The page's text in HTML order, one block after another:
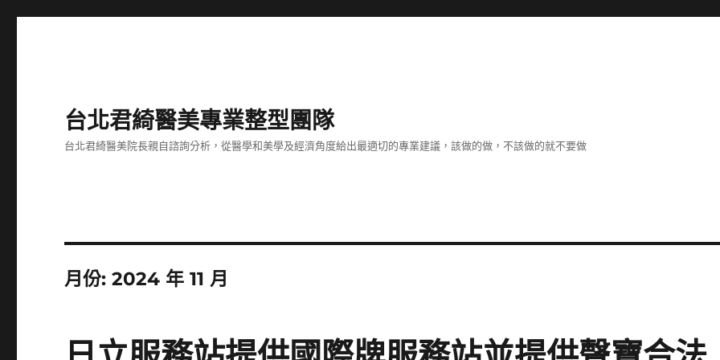
台北君綺醫美專業整型團隊
台北君綺醫美院長親自諮詢分析，從醫學和美學及經濟角度給出最適切的專業建議，該做的做，不該做的就不要做
月份:2024 年 11 月